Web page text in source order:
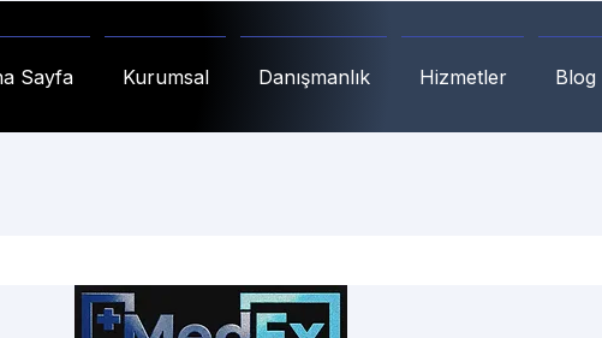
Sayfa Kurumsal Danışmanlık Hizmetler Blog